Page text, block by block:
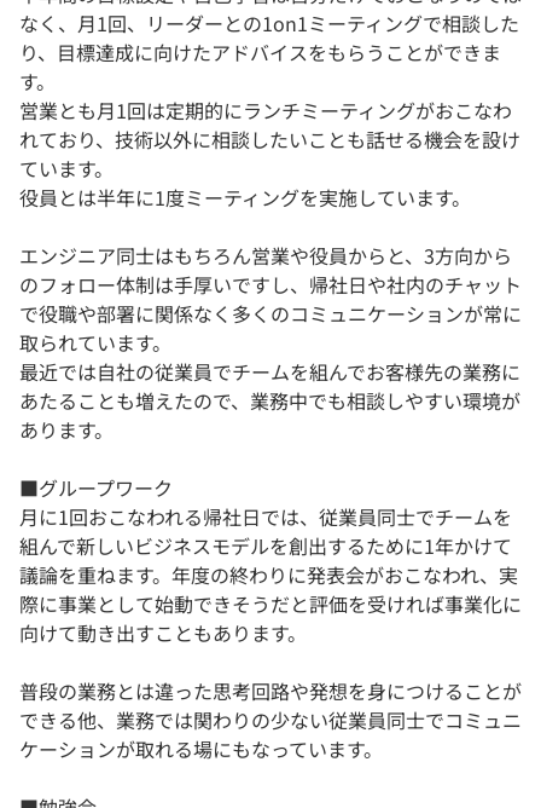
なく、月1回、リーダーとの1on1ミーティングで相談した
り、目標達成に向けたアドバイスをもらうことができま
す。
営業とも月1回は定期的にランチミーティングがおこなわ
れており、技術以外に相談したいことも話せる機会を設け
ています。
役員とは半年に1度ミーティングを実施しています。
エンジニア同士はもちろん営業や役員からと、3方向から
のフォロー体制は手厚いですし、帰社日や社内のチャット
で役職や部署に関係なく多くのコミュニケーションが常に
取られています。
最近では自社の従業員でチームを組んでお客様先の業務に
あたることも増えたので、業務中でも相談しやすい環境が
あります。
■グループワーク
月に1回おこなわれる帰社日では、従業員同士でチームを
組んで新しいビジネスモデルを創出するために1年かけて
議論を重ねます。年度の終わりに発表会がおこなわれ、実
際に事業として始動できそうだと評価を受ければ事業化に
向けて動き出すこともあります。
普段の業務とは違った思考回路や発想を身につけることが
できる他、業務では関わりの少ない従業員同士でコミュニ
ケーションが取れる場にもなっています。